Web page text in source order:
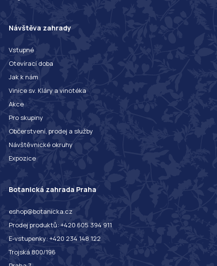
Návštěva zahrady
Vstupné
Otevírací doba
Jak k nám
Vinice sv. Kláry a vinotéka
Akce
Pro skupiny
Občerstvení, prodej a služby
Návštěvnické okruhy
Expozice
Botanická zahrada Praha
eshop@botanicka.cz
Prodej produktů: +420 605 394 911
E-vstupenky: +420 234 148 122
Trojská 800/196